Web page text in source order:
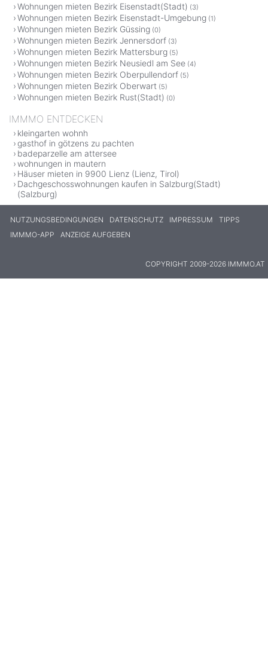
Wohnungen mieten Bezirk Eisenstadt(Stadt) (3)
Wohnungen mieten Bezirk Eisenstadt-Umgebung (1)
Wohnungen mieten Bezirk Güssing (0)
Wohnungen mieten Bezirk Jennersdorf (3)
Wohnungen mieten Bezirk Mattersburg (5)
Wohnungen mieten Bezirk Neusiedl am See (4)
Wohnungen mieten Bezirk Oberpullendorf (5)
Wohnungen mieten Bezirk Oberwart (5)
Wohnungen mieten Bezirk Rust(Stadt) (0)
IMMMO ENTDECKEN
kleingarten wohnh
gasthof in götzens zu pachten
badeparzelle am attersee
wohnungen in mautern
Häuser mieten in 9900 Lienz (Lienz, Tirol)
Dachgeschosswohnungen kaufen in Salzburg(Stadt)
(Salzburg)
NUTZUNGSBEDINGUNGEN DATENSCHUTZ IMPRESSUM
TIPPS
IMMMO-APP
ANZEIGE AUFGEBEN
COPYRIGHT 2009-2026 IMMMO.AT